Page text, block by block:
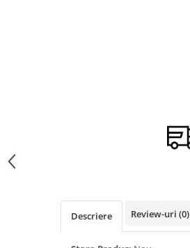
Carcase si capace
Suruburi si adezivi
Descriere Review-uri (0)